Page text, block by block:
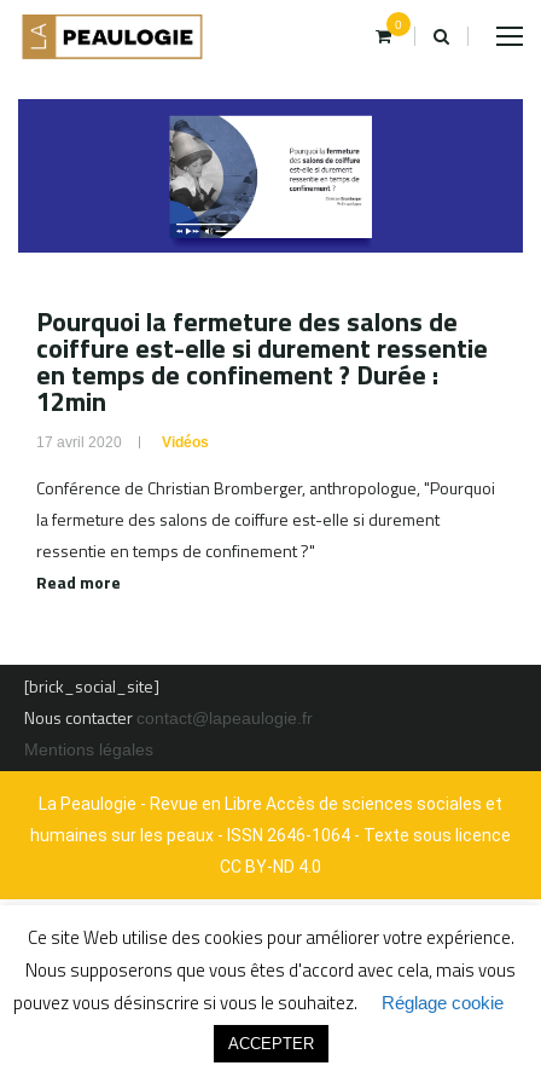
0
Pourquoi la fermeture des salons de
coiffure est-elle si durement ressentie
en temps de confinement ? Durée :
12min
17 avril 2020 Vidéos
Conférence de Christian Bromberger, anthropologue, "Pourquoi
la fermeture des salons de coiffure est-elle si durement
ressentie en temps de confinement ?"
Read more
[brick_social_site]
Nous contacter contact@lapeaulogie.fr
Mentions légales
La Peaulogie - Revue en Libre Accès de sciences sociales et
humaines sur les peaux - ISSN 2646-1064 - Texte sous licence
CC BY-ND 4.0
Ce site Web utilise des cookies pour améliorer votre expérience.
Nous supposerons que vous êtes d'accord avec cela, mais vous
pouvez vous désinscrire si vous le souhaitez.
Réglage cookie
ACCEPTER